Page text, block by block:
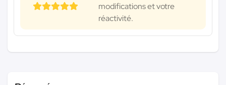
modifications et votre
réactivité.